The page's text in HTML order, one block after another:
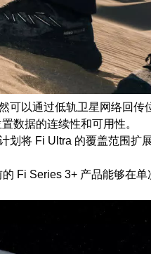
以通过低轨卫星网络回
数据的连续性和可用性。
将 Fi Ultra 的覆盖范围扩
Fi Series 3+ 产品能够在